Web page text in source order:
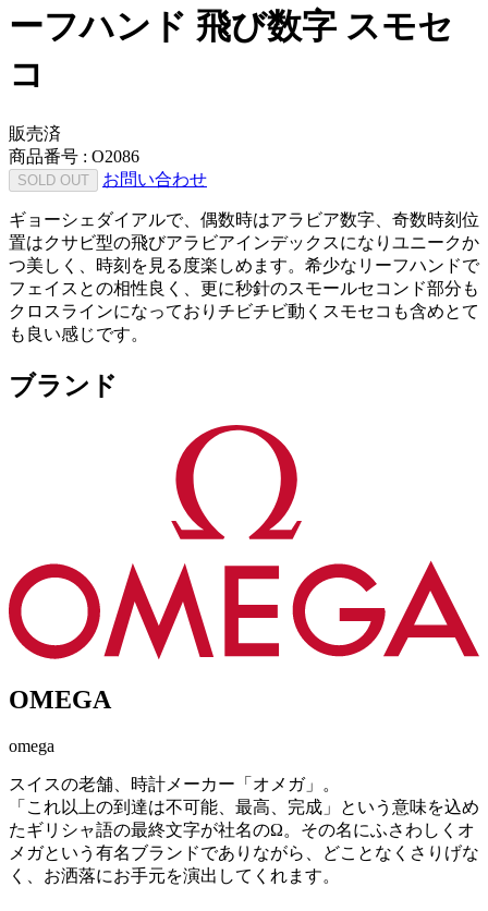
ーフハンド 飛び数字 スモセ
コ
販売済
商品番号 : O2086
SOLD OUT お問い合わせ
ギョーシェダイアルで、偶数時はアラビア数字、奇数時刻位
置はクサビ型の飛びアラビアインデックスになりユニークか
つ美しく、時刻を見る度楽しめます。希少なリーフハンドで
フェイスとの相性良く、更に秒針のスモールセコンド部分も
クロスラインになっておりチビチビ動くスモセコも含めとて
も良い感じです。
ブランド
OMEGA
omega
スイスの老舗、時計メーカー「オメガ」。
「これ以上の到達は不可能、最高、完成」という意味を込め
たギリシャ語の最終文字が社名のΩ。その名にふさわしくオ
メガという有名ブランドでありながら、どことなくさりげな
く、お洒落にお手元を演出してくれます。